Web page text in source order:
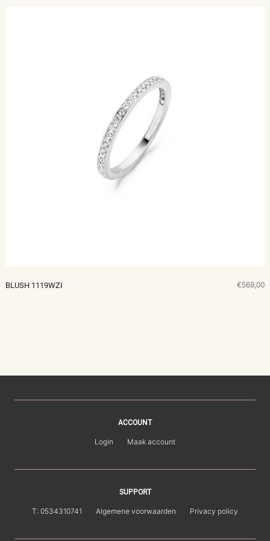
BLUSH 1119WZI €569,00
ACCOUNT
Login Maak account
SUPPORT
T: 0534310741 Algemene voorwaarden Privacy policy